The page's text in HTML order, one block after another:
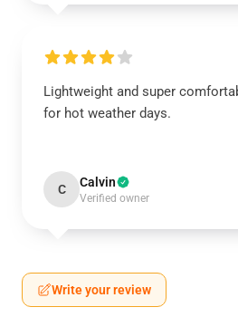
Lightweight and super
for hot weather days.
C Calvin
Verified owner
Write your review